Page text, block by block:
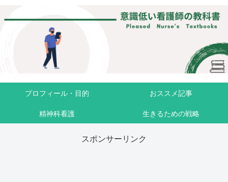
プロフィール・目的
おススメ記事
精神科看護
生きるための戦略
スポンサーリンク